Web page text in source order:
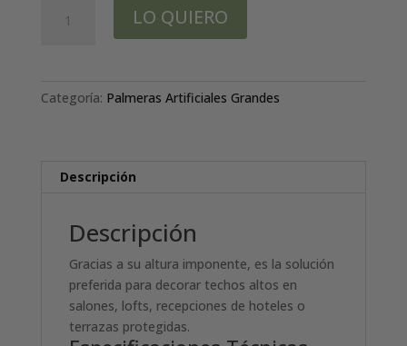
GRANDE
cantidad
LO QUIERO
Categoría: Palmeras Artificiales Grandes
Descripción
Descripción
Gracias a su altura imponente, es la solución
preferida para decorar techos altos en
salones, lofts, recepciones de hoteles o
terrazas protegidas.